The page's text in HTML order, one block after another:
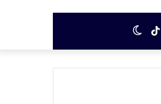
المظلم
TikTok
انستقرام